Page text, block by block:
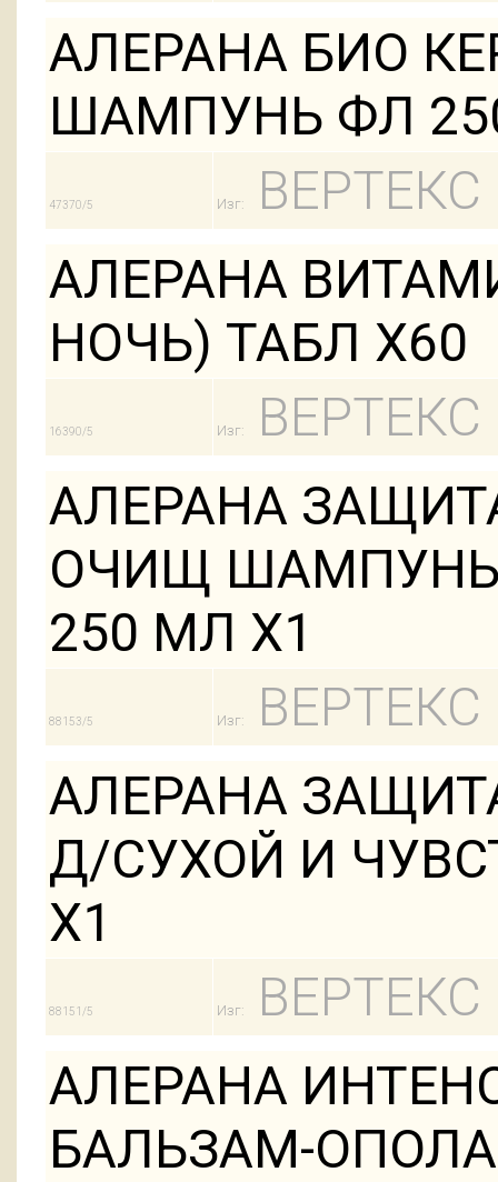
АЛЕРАНА БИО
ШАМПУНЬ ФЛ
47370/5 Изг:
ВЕРТЕКС
АЛЕРАНА
НОЧЬ) ТАБЛ Х60
16390/5 Изг:
ВЕРТЕКС
АЛЕРАНА
ОЧИЩ
250 МЛ Х1
88153/5 Изг:
ВЕРТЕКС
АЛЕРАНА
Д/СУХОЙ И
Х1
88151/5 Изг:
ВЕРТЕКС
АЛЕРАНА
БАЛЬЗАМ-